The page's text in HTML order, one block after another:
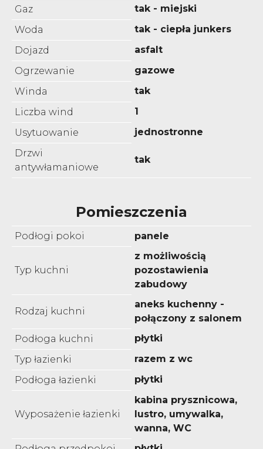
Gaz
tak - miejski
Woda
tak - ciepła junkers
Dojazd
asfalt
Ogrzewanie
gazowe
Winda
tak
Liczba wind
1
Usytuowanie
jednostronne
Drzwi
antywłamaniowe
tak
Pomieszczenia
Podłogi pokoi panele
Typ kuchni
z możliwością
pozostawienia
zabudowy
Rodzaj kuchni
aneks kuchenny -
połączony z salonem
Podłoga kuchni
płytki
Typ łazienki
razem z wc
Podłoga łazienki
płytki
Wyposażenie łazienki
kabina prysznicowa,
lustro, umywalka,
wanna, WC